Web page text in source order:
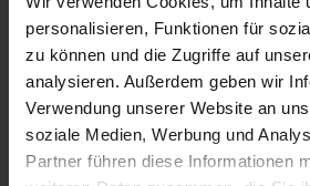
personalisieren, Funktionen für
zu können und die Zugriffe auf
analysieren. Außerdem geben wir
Verwendung unserer Website an
soziale Medien, Werbung und
Partner führen diese Informationen
5 + 7=